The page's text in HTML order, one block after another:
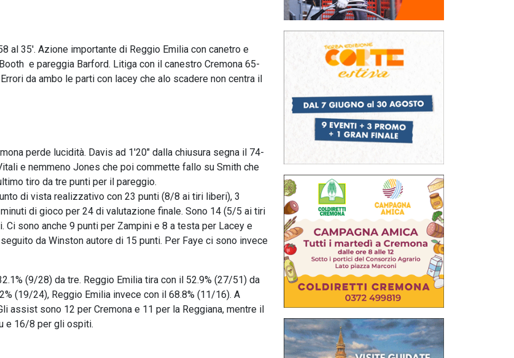
al 35'. Azione importante di Reggio Emilia con canetro e
e pareggia Barford. Litiga con il canestro Cremona 65-
da ambo le parti con lacey che alo scadere non centra il
perde lucidità. Davis ad 1'20" dalla chiusura segna il 74-
e nemmeno Jones che poi commette fallo su Smith che
tiro da tre punti per il pareggio.
di vista realizzativo con 23 punti (8/8 ai tiri liberi), 3
di gioco per 24 di valutazione finale. Sono 14 (5/5 ai tiri
sono anche 9 punti per Zampini e 8 a testa per Lacey e
da Winston autore di 15 punti. Per Faye ci sono invece
(9/28) da tre. Reggio Emilia tira con il 52.9% (27/51) da
(19/24), Reggio Emilia invece con il 68.8% (11/16). A
assist sono 12 per Cremona e 11 per la Reggiana, mentre il
e 16/8 per gli ospiti.